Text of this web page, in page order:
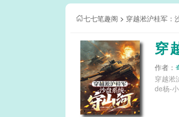
七七笔趣阁 > 穿越淞沪桂军：
穿
作者：
穿越淞
de杨-